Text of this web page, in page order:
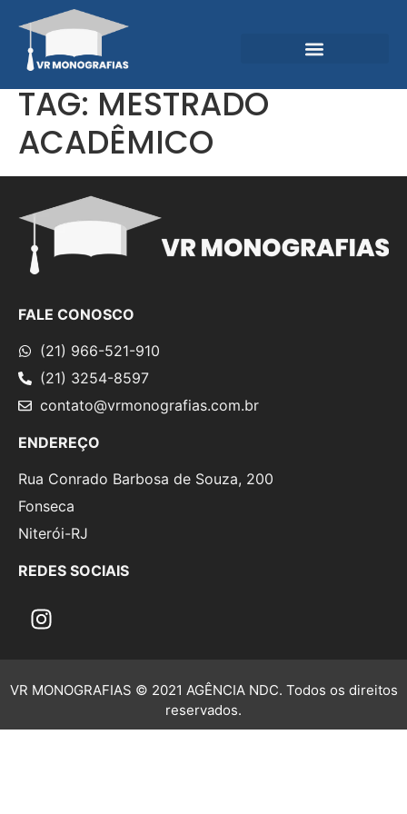
TAG:MESTRADO
ACADÊMICO
FALE CONOSCO
(21) 966-521-910
(21) 3254-8597
contato@vrmonografias.com.br
ENDEREÇO
Rua Conrado Barbosa de Souza, 200
Fonseca
Niterói-RJ
REDES SOCIAIS
VR MONOGRAFIAS © 2021 AGÊNCIA NDC. Todos os direitos
reservados.